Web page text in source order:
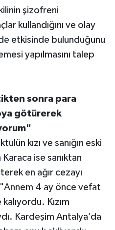
şizofreni
kullandığını ve olay
etkisinde bulunduğunu
yapılmasını talep
sonra para
götürerek
kızı ve sanığın eski
ise sanıktan
en ağır cezayı
"Annem 4 ay önce vefat
Kızım
Kardeşim Antalya’da